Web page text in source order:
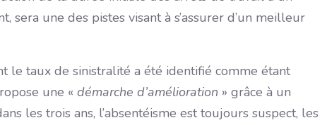
sera une des pistes visant à s’assurer d’un meilleur
le taux de sinistralité a été identifié comme étant
une « démarche d’amélioration » grâce à un
les trois ans, l’absentéisme est toujours suspect, les